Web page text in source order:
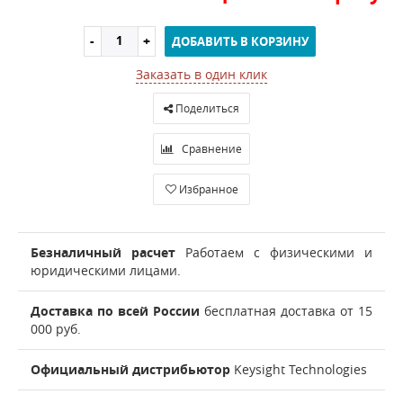
ДОБАВИТЬ В КОРЗИНУ
Заказать в один клик
Поделиться
Сравнение
Избранное
Безналичный расчет Работаем с физическими и
юридическими лицами.
Доставка по всей России бесплатная доставка от 15
000 руб.
Официальный дистрибьютор Keysight Technologies